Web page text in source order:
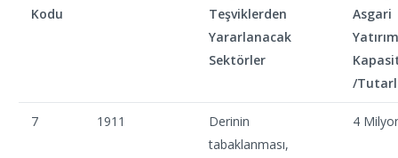
Kodu
Teşviklerden
Yararlanacak
Sektörler
Asgari
Yatırım
/
7 1911
Derinin
tabaklanması,
4